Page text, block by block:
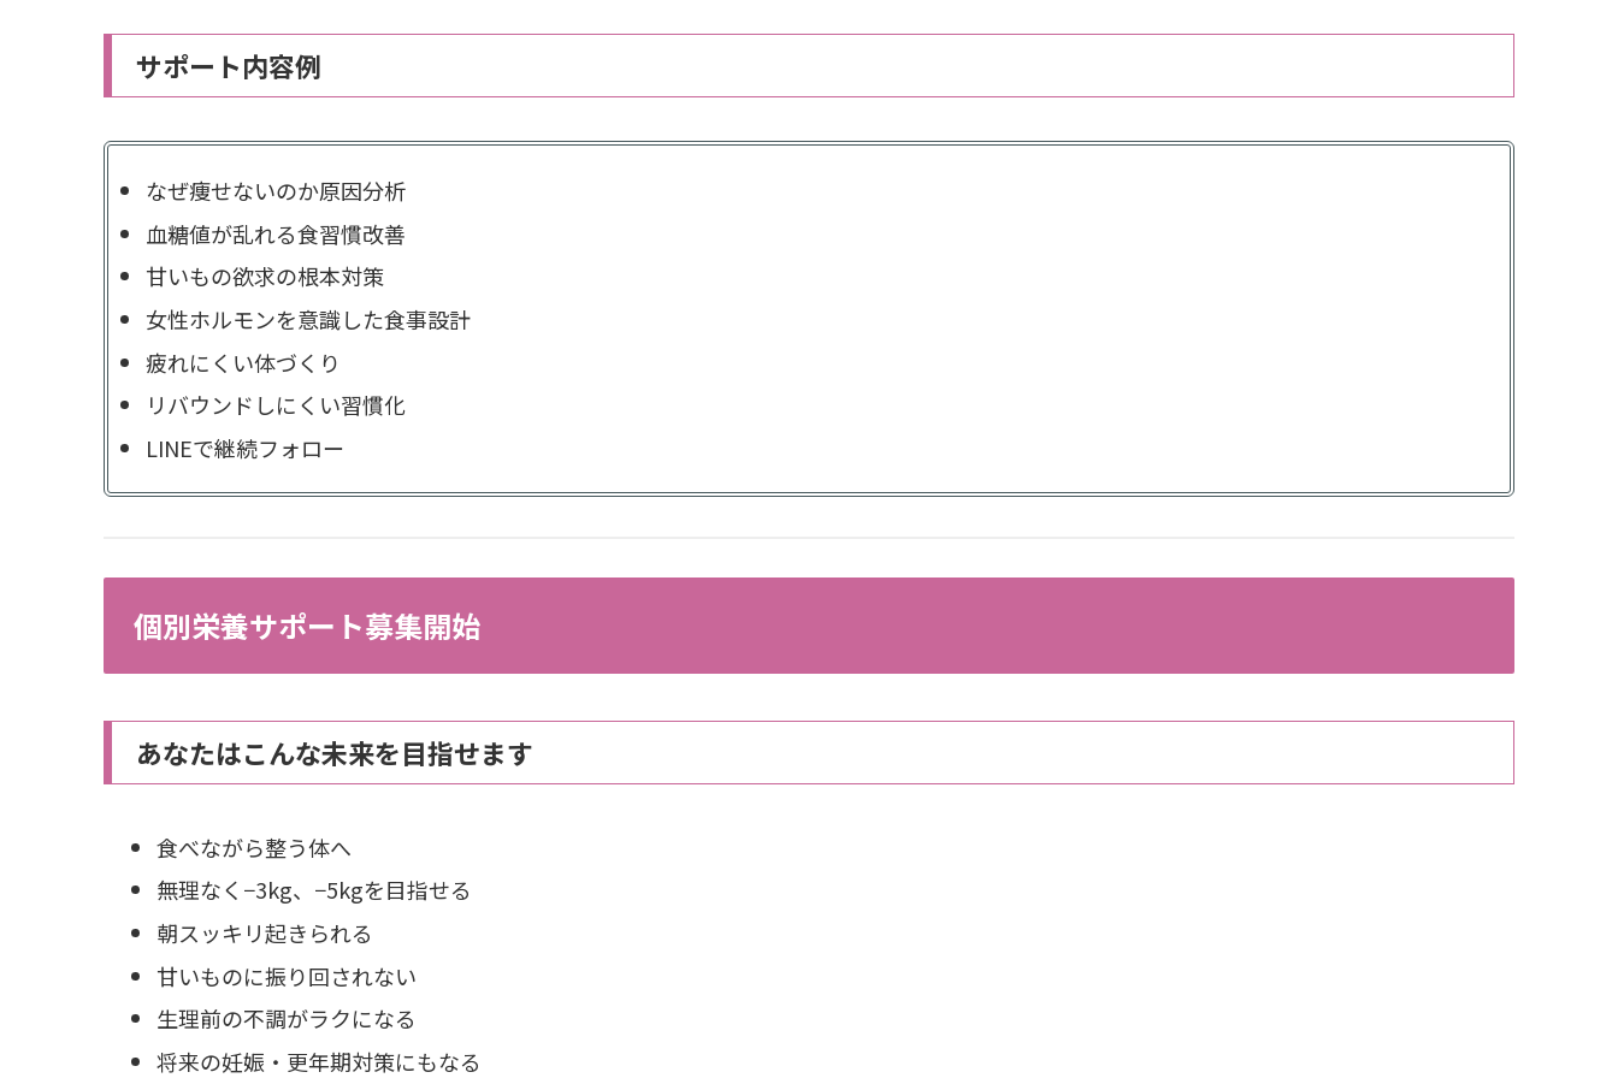
サポート内容例
なぜ痩せないのか原因分析
血糖値が乱れる食習慣改善
甘いもの欲求の根本対策
女性ホルモンを意識した食事設計
疲れにくい体づくり
リバウンドしにくい習慣化
LINEで継続フォロー
個別栄養サポート募集開始
あなたはこんな未来を目指せます
食べながら整う体へ
無理なく−3kg、−5kgを目指せる
朝スッキリ起きられる
甘いものに振り回されない
生理前の不調がラクになる
将来の妊娠・更年期対策にもなる